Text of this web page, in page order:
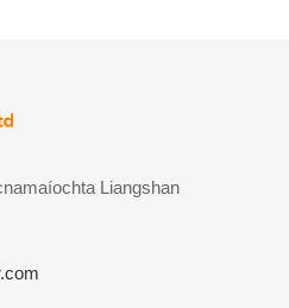
Liangshan